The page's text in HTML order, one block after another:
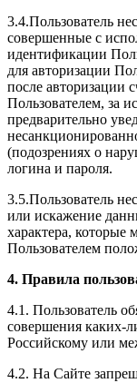
3.4.Пользователь
совершенные с
идентификации
для авторизации
после авторизации
Пользователем, за
предварительно
(подозрениях о
логина и пароля.
3.5.Пользователь
или искажение
характера, которые
Пользователем
4. Правила
4.1. Пользователь
совершения каких-
Российскому или
4.2. На Сайте